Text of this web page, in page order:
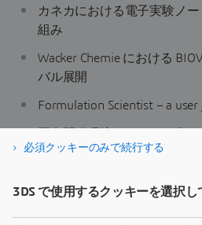
カネカにおける電子実験ノ
組み
Wacker Chemie における
バル展開
Formulation Scientist – a
必須クッキーのみで続行する
3DS で使用するクッキーを選択し